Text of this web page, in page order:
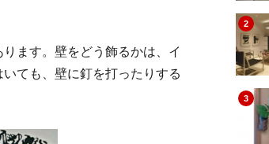
ます。壁をどう飾るかは、イ
ても、壁に釘を打ったりする
2
3